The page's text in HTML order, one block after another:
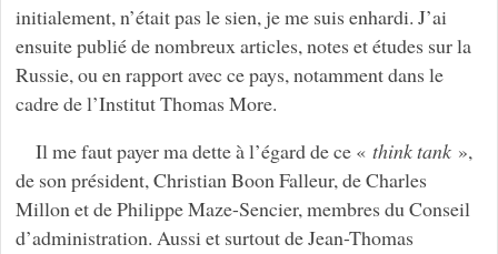
initialement, n’était pas le sien, je me suis enhardi. J’ai
ensuite publié de nombreux articles, notes et études sur la
Russie, ou en rapport avec ce pays, notamment dans le
cadre de l’Institut Thomas More.
Il me faut payer ma dette à l’égard de ce « think tank»,
de son président, Christian Boon Falleur, de Charles
Millon et de Philippe Maze-Sencier, membres du Conseil
d’administration. Aussi et surtout de Jean-Thomas